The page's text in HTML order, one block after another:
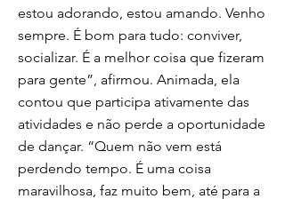
estou adorando, estou amando. Venho
sempre. É bom para tudo: conviver,
socializar. É a melhor coisa que fizeram
para gente”, afirmou. Animada, ela
contou que participa ativamente das
atividades e não perde a oportunidade
de dançar. “Quem não vem está
perdendo tempo. É uma coisa
maravilhosa, faz muito bem, até para a